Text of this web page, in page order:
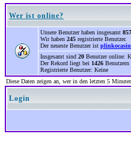
Wer ist online?
Unsere Benutzer haben insgesamt 857
Wir haben 245 registrierte Benutzer.
Der neueste Benutzer ist
Insgesamt sind 20 Benutzer online:
Der Rekord liegt bei 1426
Registrierte Benutzer: Keine
Diese Daten zeigen an, wer in den letzten 5
Login